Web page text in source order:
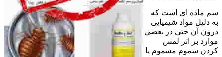
سم ماده ای است که
به دلیل مواد شیمیایی
درون آن حتی در بعضی
موارد بر اثر لمس
کردن سموم مسموم یا